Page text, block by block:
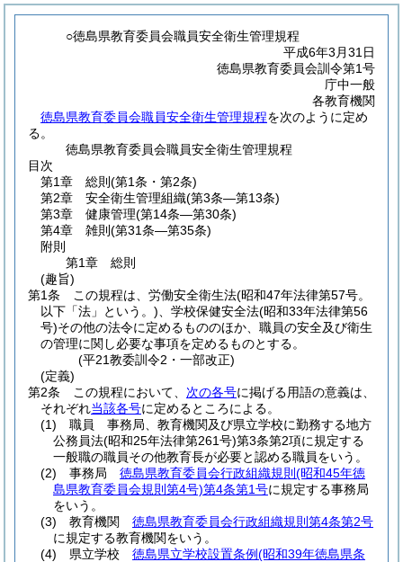
○徳島県教育委員会職員安全衛生管理規程
平成6年3月31日
徳島県教育委員会訓令第1号
庁中一般
各教育機関
徳島県教育委員会職員安全衛生管理規程を次のように定め
る。
徳島県教育委員会職員安全衛生管理規程
目次
第1章
総則 (第1条・第2条)
第2章
安全衛生管理組織(第3条―第13条)
第3章
健康管理(第14条―第30条)
第4章
雑則 (第31条―第35条)
附則
第1章
総則
(趣旨)
第1条
この規程は、労働安全衛生法(昭和47年法律第57号。
以下「法」という。) 、学校保健安全法(昭和33年法律第56
号)その他の法令に定めるもののほか、職員の安全及び衛生
の管理に関し必要な事項を定めるものとする。
(平21教委訓令2・一部改正)
(定義)
第2条
この規程において、 次の各号に掲げる用語の意義は、
それぞれ当該各号に定めるところによる。
(1)
職員 事務局、教育機関及び県立学校に勤務する地方
公務員法(昭和25年法律第261号)第3条第2項に規定する
一般職の職員その他教育長が必要と認める職員をいう。
(2)
事務局 徳島県教育委員会行政組織規則 (昭和45年徳
島県教育委員会規則第4号)第4条第1号に規定する事務局
をいう。
(3)
教育機関 徳島県教育委員会行政組織規則第4条第2号
に規定する教育機関をいう。
(4)
県立学校 徳島県立学校設置条例(昭和39年徳島県条